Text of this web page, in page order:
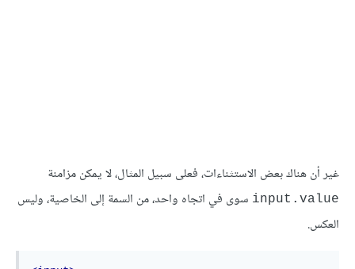
غير أن هناك بعض الاستثناءات، فعلى سبيل المثال، لا يمكن مزامنة
input.value سوى في اتجاه واحد، من السمة إلى الخاصية، وليس
العكس.